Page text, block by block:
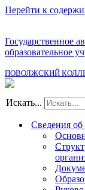
Перейти к
Государственное
образовательное
ПОВОЛЖСКИЙ
Искать...
Сведения об